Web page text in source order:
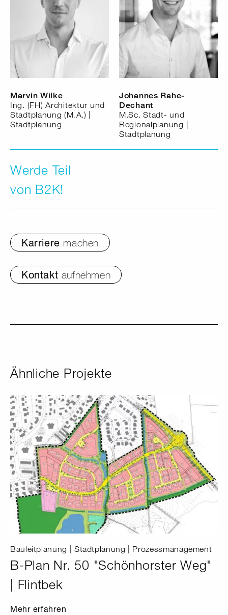
Marvin Wilke
Ing. (FH) Architektur und
Stadtplanung (M.A.) |
Stadtplanung
Johannes Rahe-
Dechant
M.Sc. Stadt- und
Regionalplanung |
Stadtplanung
Werde Teil
von B2K!
Karriere machen
Kontakt aufnehmen
Ähnliche Projekte
Bauleitplanung | Stadtplanung | Prozessmanagement
B-Plan Nr. 50 "Schönhorster Weg"
| Flintbek
Mehr erfahren